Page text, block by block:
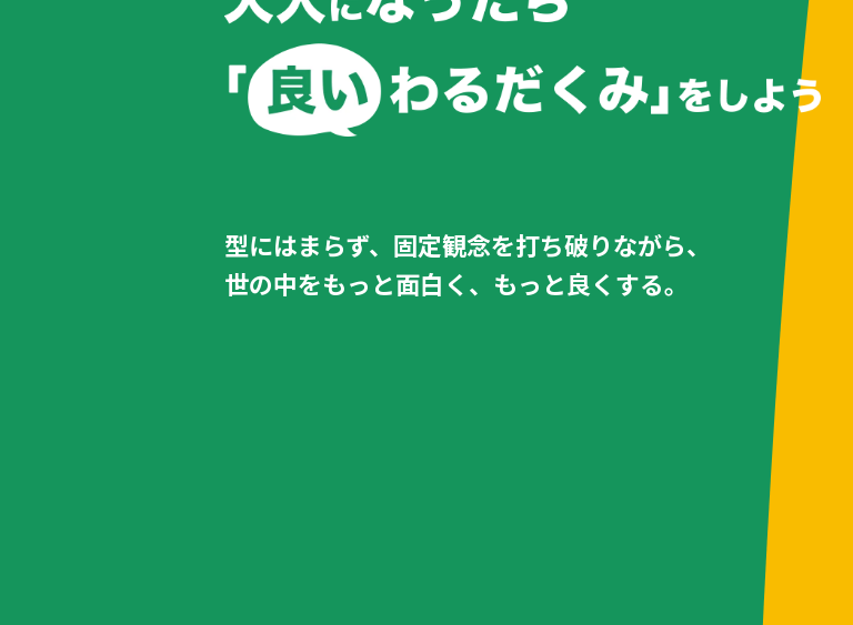
型にはまらず、固定観念を打ち破りながら、
世の中をもっと面白く、もっと良くする。